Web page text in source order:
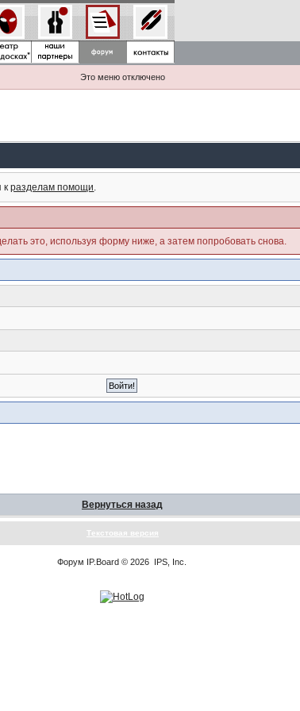
Это меню отключено
кразделам помощи.
это, используя форму ниже, а затем попробовать снова.
Вернуться назад
Текстовая версия
Форум IP.Board © 2026 IPS, Inc